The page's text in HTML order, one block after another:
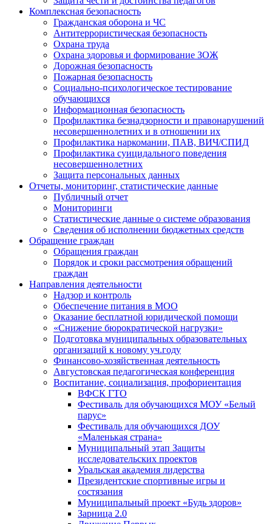
Комплексная безопасность
Гражданская оборона и ЧС
Антитеррористическая безопасность
Охрана труда
Охрана здоровья и формирование ЗОЖ
Дорожная безопасность
Пожарная безопасность
Социально-психологическое тестирование
обучающихся
Информационная безопасность
Профилактика безнадзорности и правонарушений
несовершеннолетних и в отношении их
Профилактика наркомании, ПАВ, ВИЧ/СПИД
Профилактика суицидального поведения
несовершеннолетних
Защита персональных данных
Отчеты, мониторинг, статистические данные
Публичный отчет
Мониторинги
Статистические данные о системе образования
Сведения об исполнении бюджетных средств
Обращение граждан
Обращения граждан
Порядок и сроки рассмотрения обращений
граждан
Направления деятельности
Надзор и контроль
Обеспечение питания в МОО
Оказание бесплатной юридической помощи
«Снижение бюрократической нагрузки»
Подготовка муниципальных образовательных
организаций к новому уч.году
Финансово-хозяйственная деятельность
Августовская педагогическая конференция
Воспитание, социализация, профориентация
ВФСК ГТО
Фестиваль для обучающихся МОУ «Белый
парус»
Фестиваль для обучающихся ДОУ
«Маленькая страна»
Муниципальный этап Защиты
исследовательских проектов
Уральская академия лидерства
Президентские спортивные игры и
состязания
Муниципальный проект «Будь здоров»
Зарница 2.0